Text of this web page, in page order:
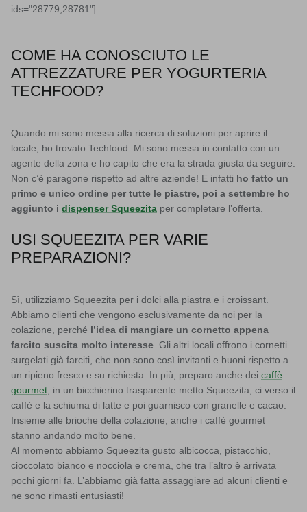
ids="28779,28781"]
COME HA CONOSCIUTO LE
ATTREZZATURE PER YOGURTERIA
TECHFOOD?
Quando mi sono messa alla ricerca di soluzioni per aprire il
locale, ho trovato Techfood. Mi sono messa in contatto con un
agente della zona e ho capito che era la strada giusta da seguire.
Non c’è paragone rispetto ad altre aziende! E infatti ho fatto un
primo e unico ordine per tutte le piastre, poi a settembre ho
aggiunto i dispenser Squeezita per completare l’offerta.
USI SQUEEZITA PER VARIE
PREPARAZIONI?
Sì, utilizziamo Squeezita per i dolci alla piastra e i croissant.
Abbiamo clienti che vengono esclusivamente da noi per la
colazione, perché l’idea di mangiare un cornetto appena
farcito suscita molto interesse . Gli altri locali offrono i cornetti
surgelati già farciti, che non sono così invitanti e buoni rispetto a
un ripieno fresco e su richiesta. In più, preparo anche dei caffè
gourmet; in un bicchierino trasparente metto Squeezita, ci verso il
caffè e la schiuma di latte e poi guarnisco con granelle e cacao.
Insieme alle brioche della colazione, anche i caffè gourmet
stanno andando molto bene.
Al momento abbiamo Squeezita gusto albicocca, pistacchio,
cioccolato bianco e nocciola e crema, che tra l’altro è arrivata
pochi giorni fa. L’abbiamo già fatta assaggiare ad alcuni clienti e
ne sono rimasti entusiasti!